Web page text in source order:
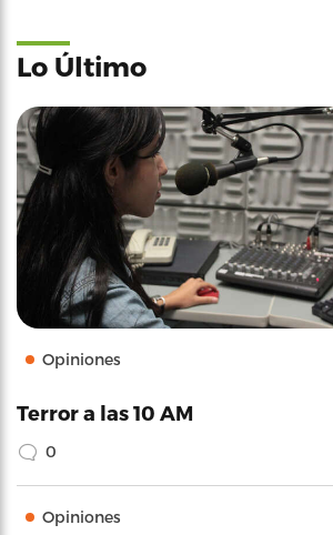
Lo Último
Opiniones
Terror a las 10 AM
0
Opiniones